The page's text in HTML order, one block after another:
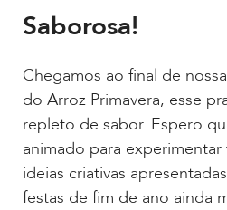
Saborosa!
Chegamos ao final de
do Arroz Primavera, esse
repleto de sabor. Espero
animado para experimentar
ideias criativas
festas de fim de ano ainda